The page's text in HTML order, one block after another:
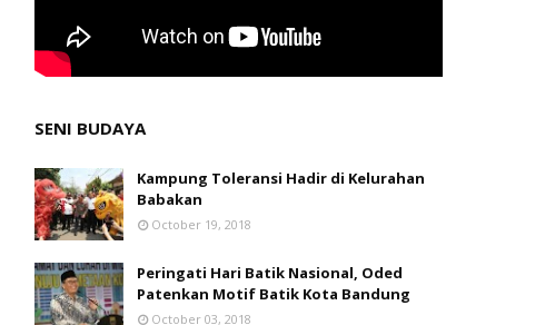
SENI BUDAYA
Kampung Toleransi Hadir di Kelurahan
Babakan
October 19, 2018
Peringati Hari Batik Nasional, Oded
Patenkan Motif Batik Kota Bandung
October 03, 2018